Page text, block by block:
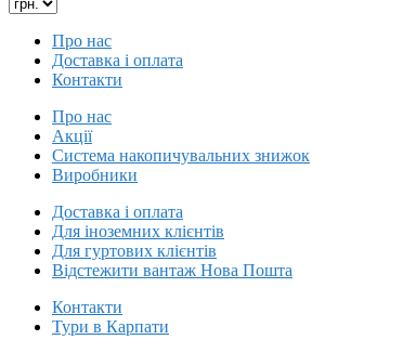
Про нас
Доставка і оплата
Контакти
Про нас
Акції
Система накопичувальних знижок
Виробники
Доставка і оплата
Для іноземних клієнтів
Для гуртових клієнтів
Відстежити вантаж Нова Пошта
Контакти
Тури в Карпати